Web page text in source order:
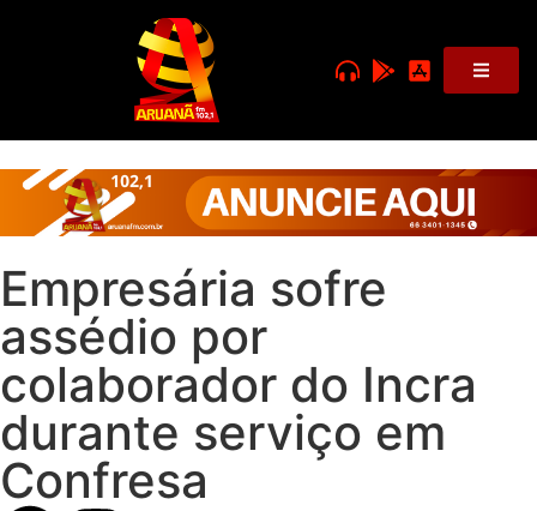
Empresária sofre
assédio por
colaborador do Incra
durante serviço em
Confresa